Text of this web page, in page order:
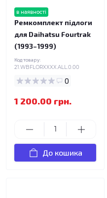
в наявності
Ремкомплект підлоги
для Daihatsu Fourtrak
(1993–1999)
Код товару:
21.WBFLORXXXX.ALL.0.00
0
1 200.00 грн.
До кошика